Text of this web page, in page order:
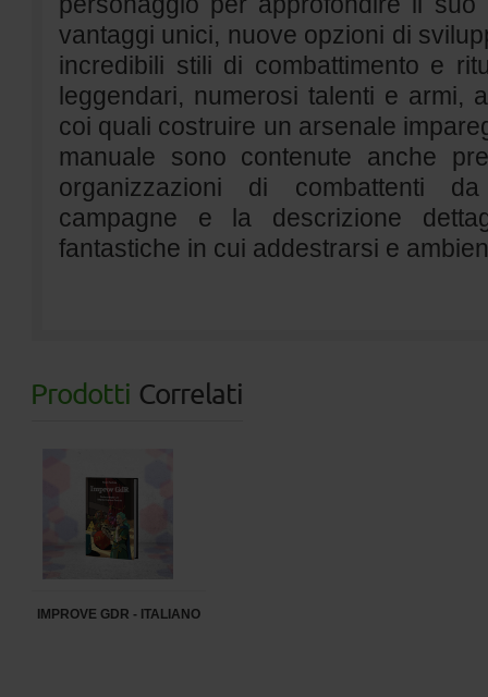
vantaggi unici, nuove opzioni di
incredibili stili di combattimento e
leggendari, numerosi talenti e armi,
coi quali costruire un arsenale
manuale sono contenute anche
organizzazioni di combattenti
campagne e la descrizione
fantastiche in cui addestrarsi e
Prodotti Correlati
IMPROVE GDR - ITALIANO